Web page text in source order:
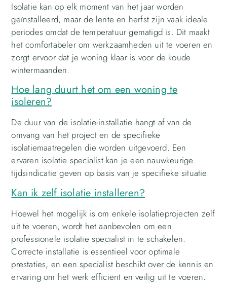
Isolatie kan op elk moment van het jaar worden
geïnstalleerd, maar de lente en herfst zijn vaak ideale
periodes omdat de temperatuur gematigd is. Dit maakt
het comfortabeler om werkzaamheden uit te voeren en
zorgt ervoor dat je woning klaar is voor de koude
wintermaanden.
Hoe lang duurt het om een woning te
isoleren?
De duur van de isolatie-installatie hangt af van de
omvang van het project en de specifieke
isolatiemaatregelen die worden uitgevoerd. Een
ervaren isolatie specialist kan je een nauwkeurige
tijdsindicatie geven op basis van je specifieke situatie.
Kan ik zelf isolatie installeren?
Hoewel het mogelijk is om enkele isolatieprojecten zelf
uit te voeren, wordt het aanbevolen om een
professionele isolatie specialist in te schakelen.
Correcte installatie is essentieel voor optimale
prestaties, en een specialist beschikt over de kennis en
ervaring om het werk efficiënt en veilig uit te voeren.